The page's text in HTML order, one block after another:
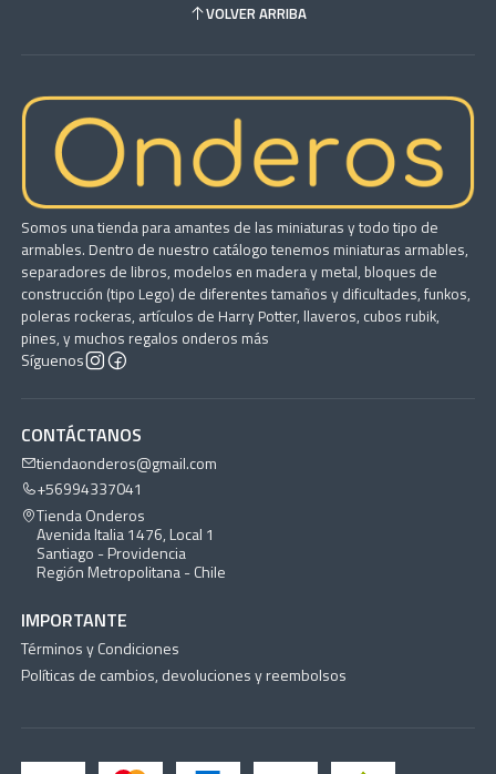
VOLVER ARRIBA
Somos una tienda para amantes de las miniaturas y todo tipo de
armables. Dentro de nuestro catálogo tenemos miniaturas armables,
separadores de libros, modelos en madera y metal, bloques de
construcción (tipo Lego) de diferentes tamaños y dificultades, funkos,
poleras rockeras, artículos de Harry Potter, llaveros, cubos rubik,
pines, y muchos regalos onderos más
Síguenos
CONTÁCTANOS
tiendaonderos@gmail.com
+56994337041
Tienda Onderos
Avenida Italia 1476, Local 1
Santiago - Providencia
Región Metropolitana - Chile
IMPORTANTE
Términos y Condiciones
Políticas de cambios, devoluciones y reembolsos